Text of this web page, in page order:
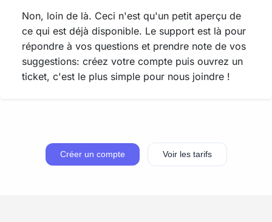
Non, loin de là. Ceci n'est qu'un petit aperçu de
ce qui est déjà disponible. Le support est là pour
répondre à vos questions et prendre note de vos
suggestions: créez votre compte puis ouvrez un
ticket, c'est le plus simple pour nous joindre !
Créer un compte Voir les tarifs